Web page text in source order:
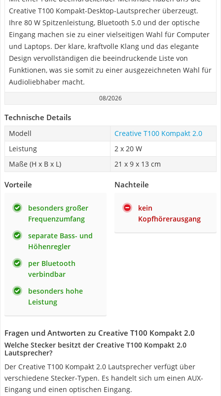
Creative T100 Kompakt-Desktop-Lautsprecher überzeugt.
Ihre 80 W Spitzenleistung, Bluetooth 5.0 und der optische
Eingang machen sie zu einer vielseitigen Wahl für Computer
und Laptops. Der klare, kraftvolle Klang und das elegante
Design vervollständigen die beeindruckende Liste von
Funktionen, was sie somit zu einer ausgezeichneten Wahl für
Audioliebhaber macht.
08/2026
Technische Details
Modell
Creative T100 Kompakt 2.0
Leistung
2 x 20 W
Maße (H x B x L)
21 x 9 x 13 cm
Vorteile
besonders großer
Frequenzumfang
separate Bass- und
Höhenregler
per Bluetooth
verbindbar
besonders hohe
Leistung
Nachteile
kein
Kopfhörerausgang
Fragen und Antworten zu Creative T100 Kompakt 2.0
Welche Stecker besitzt der Creative T100 Kompakt 2.0
Lautsprecher?
Der Creative T100 Kompakt 2.0 Lautsprecher verfügt über
verschiedene Stecker-Typen. Es handelt sich um einen AUX-
Eingang und einen optischen Eingang.